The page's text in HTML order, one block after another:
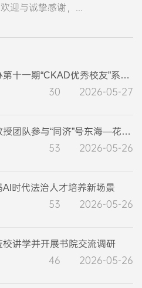
迎与诚挚感谢，...
长江艺术与设计学院举办第十一期“CKAD优秀校友”系列讲座
30 2026-05-27
汕头大学理学院王中波教授团队参与“同济”号东海—花东海盆联合科考航次
53 2026-05-26
时代法治人才培养新场景
53 2026-05-26
讲学并开展书院交流调研
46 2026-05-26